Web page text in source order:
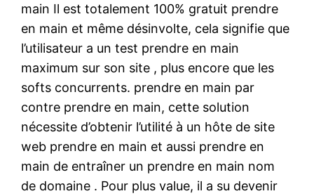
main Il est totalement 100% gratuit prendre
en main et même désinvolte, cela signifie que
l’utilisateur a un test prendre en main
maximum sur son site , plus encore que les
softs concurrents. prendre en main par
contre prendre en main, cette solution
nécessite d’obtenir l’utilité à un hôte de site
web prendre en main et aussi prendre en
main de entraîner un prendre en main nom
de domaine . Pour plus value, il a su devenir